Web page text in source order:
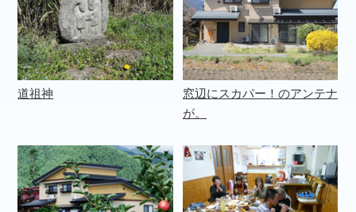
道祖神
窓辺にスカパー！のアンテナ
が。